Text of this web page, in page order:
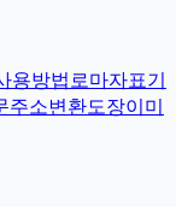
용방법로마자표기
주소변환도장이미